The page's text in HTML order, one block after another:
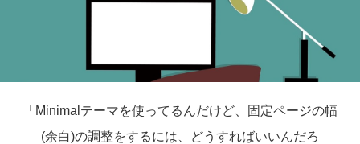
「Minimalテーマを使ってるんだけど、固定ページの幅
(余白)の調整をするには、どうすればいいんだろ